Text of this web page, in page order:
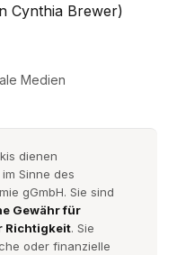
Cynthia Brewer)
Medien
dienen
Sinne des
gGmbH. Sie sind
Gewähr für
Richtigkeit. Sie
oder finanzielle